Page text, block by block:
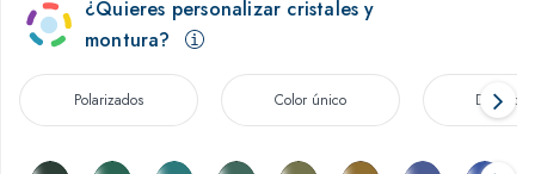
¿Quieres personalizar cristales y
montura?
Polarizados Color único